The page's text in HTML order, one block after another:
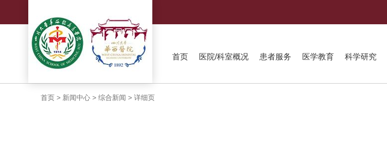
首页 医院/科室概况 患者服务 医学教育 科学研究
首页 > 新闻中心 > 综合新闻 > 详细页